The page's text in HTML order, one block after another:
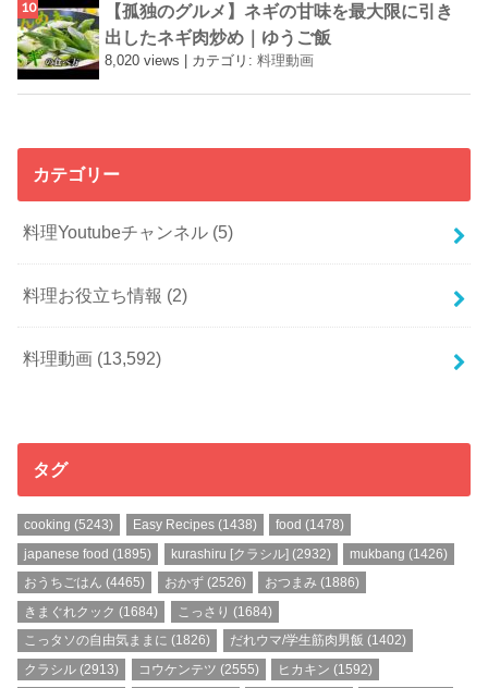
【孤独のグルメ】ネギの甘味を最大限に引き
出したネギ肉炒め｜ゆうご飯
8,020 views カテゴリ:料理動画
カテゴリー
料理Youtubeチャンネル (5)
料理お役立ち情報 (2)
料理動画 (13,592)
タグ
cooking (5243) Easy Recipes(1438) food (1478)
japanese food (1895) kurashiru [クラシル](2932) mukbang (1426)
おうちごはん (4465) おかず(2526) おつまみ (1886)
きまぐれクック (1684) こっさり (1684)
こっタソの自由気ままに (1826) だれウマ/学生筋肉男飯 (1402)
クラシル (2913) コウケンテツ (2555) ヒカキン (1592)